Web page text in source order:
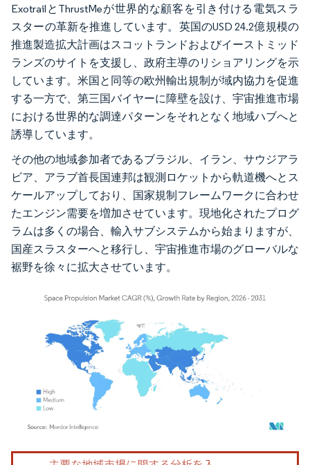
ExotrailとThrustMeが世界的な顧客を引き付ける電気スラ
スターの革新を推進しています。英国のUSD 24.2億規模の
推進製造拡大計画はスコットランドおよびイーストミッド
ランズのサイトを支援し、政府主導のリショアリングを示
しています。米国と同等の欧州輸出規制が域内協力を促進
する一方で、第三国バイヤーに障壁を設け、宇宙推進市場
における世界的な調達パターンをそれとなく地域ハブへと
誘導しています。
その他の地域参加者であるブラジル、イラン、サウジアラ
ビア、アラブ首長国連邦は観測ロケットから軌道機へとス
ケールアップしており、国家規制フレームワークに合わせ
たエンジン需要を増加させています。現地化されたプログ
ラムは多くの場合、輸入サブシステムから始まりますが、
国産スラスターへと移行し、宇宙推進市場のグローバルな
裾野を徐々に拡大させています。
画像 © Mordor Intelligence。再利用にはCC BY 4.0の表示が必要です。